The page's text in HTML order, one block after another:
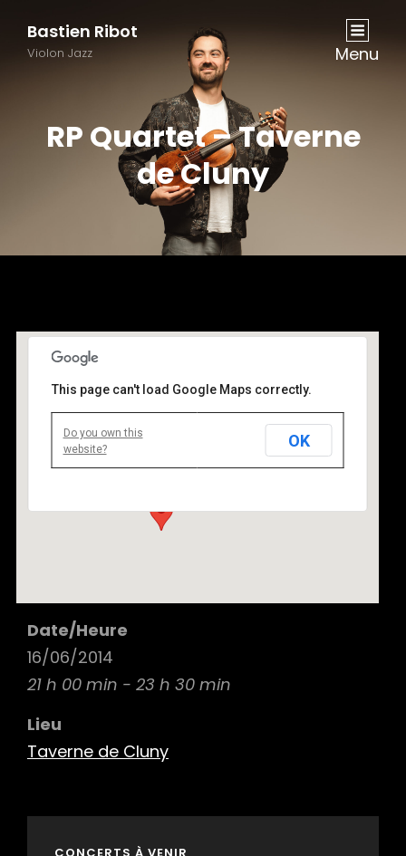
Bastien Ribot
Violon Jazz Menu
RP Quartet – Taverne
de Cluny
Taverne de Cluny
54 rue de la Harpe 75005 Paris - Paris
This page can't load Google Maps correctly.
Do you own this
website?
OK
Date/Heure
16/06/2014
21 h 00 min - 23 h 30 min
Lieu
Taverne de Cluny